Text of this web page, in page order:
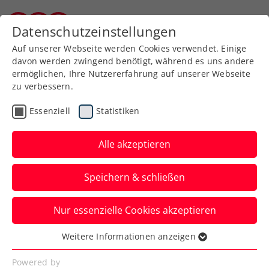
Zurück zur Newsübersicht
Turniere
ATP Marrakesch: Ofner
startet Sandsaison nach
Krimi mit Niederlage
Alexander Erler und Lucas Miedler halten
dafür Österreichs Fahne in Marokko im
Doppelbewerb hoch.
Verfasst von: Manuel Wachta, 04.04.2024
Datenschutzeinstellungen
Auf unserer Webseite werden Cookies verwendet. Einige
davon werden zwingend benötigt, während es uns andere
ermöglichen, Ihre Nutzererfahrung auf unserer Webseite
zu verbessern.
Essenziell Statistiken
Alle akzeptieren
Speichern & schließen
Nur essenzielle Cookies akzeptieren
Essenziell
Essenzielle Cookies werden für grundlegende
Weitere Informationen anzeigen
Powered by